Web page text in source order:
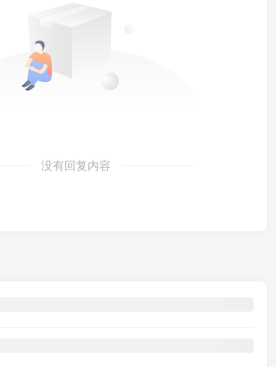
没有回复内容